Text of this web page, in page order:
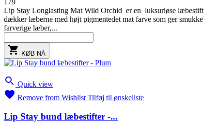
179
Lip Stay Longlasting Mat Wild Orchid er en luksuriøse læbestift
dækker læberne med højt pigmentedet mat farve som ger smukke
farverige læber,...
 KØB NÅ
 Quick view
 Remove from Wishlist Tilføj til ønskeliste
Lip Stay bund læbestifter -...